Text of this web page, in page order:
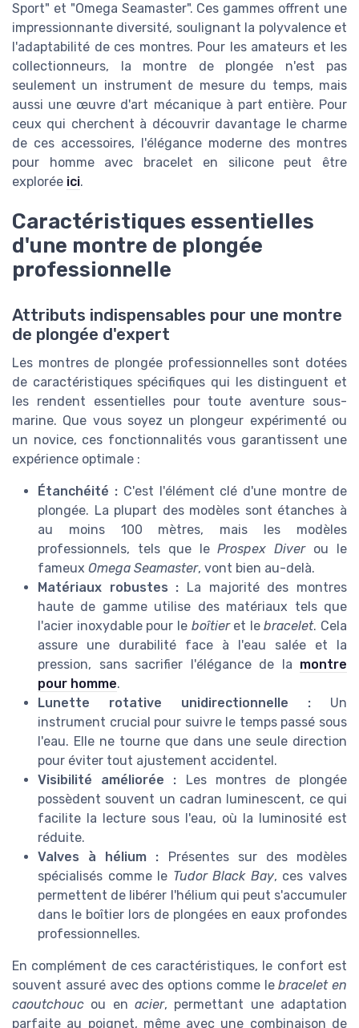
Sport" et "Omega Seamaster". Ces gammes offrent une
impressionnante diversité, soulignant la polyvalence et
l'adaptabilité de ces montres. Pour les amateurs et les
collectionneurs, la montre de plongée n'est pas
seulement un instrument de mesure du temps, mais
aussi une œuvre d'art mécanique à part entière. Pour
ceux qui cherchent à découvrir davantage le charme
de ces accessoires, l'élégance moderne des montres
pour homme avec bracelet en silicone peut être
explorée ici.
Caractéristiques essentielles
d'une montre de plongée
professionnelle
Attributs indispensables pour une montre
de plongée d'expert
Les montres de plongée professionnelles sont dotées
de caractéristiques spécifiques qui les distinguent et
les rendent essentielles pour toute aventure sous-
marine. Que vous soyez un plongeur expérimenté ou
un novice, ces fonctionnalités vous garantissent une
expérience optimale :
Étanchéité :C'est l'élément clé d'une montre de
plongée. La plupart des modèles sont étanches à
au moins 100 mètres, mais les modèles
professionnels, tels que leProspex Diverou le
fameux Omega Seamaster, vont bien au-delà.
Matériaux robustes : La majorité des montres
haute de gamme utilise des matériaux tels que
l'acier inoxydable pour le boîtieret lebracelet. Cela
assure une durabilité face à l'eau salée et la
pression, sans sacrifier l'élégance de la montre
pour homme.
Lunette rotative unidirectionnelle : Un
instrument crucial pour suivre le temps passé sous
l'eau. Elle ne tourne que dans une seule direction
pour éviter tout ajustement accidentel.
Visibilité améliorée : Les montres de plongée
possèdent souvent un cadran luminescent, ce qui
facilite la lecture sous l'eau, où la luminosité est
réduite.
Valves à hélium : Présentes sur des modèles
spécialisés comme le Tudor Black Bay, ces valves
permettent de libérer l'hélium qui peut s'accumuler
dans le boîtier lors de plongées en eaux profondes
professionnelles.
En complément de ces caractéristiques, le confort est
souvent assuré avec des options comme lebracelet en
caoutchouc ou en acier, permettant une adaptation
parfaite au poignet, même avec une combinaison de